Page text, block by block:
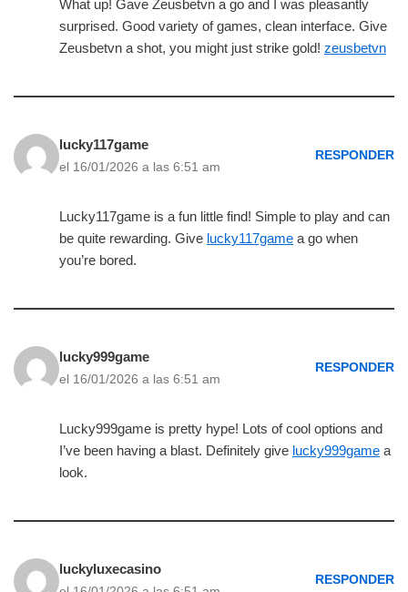
What up! Gave Zeusbetvn a go and I was pleasantly
surprised. Good variety of games, clean interface. Give
Zeusbetvn a shot, you might just strike gold! zeusbetvn
lucky117game
el 16/01/2026 a las 6:51 am
RESPONDER
Lucky117game is a fun little find! Simple to play and can
be quite rewarding. Give lucky117game a go when
you’re bored.
lucky999game
el 16/01/2026 a las 6:51 am
RESPONDER
Lucky999game is pretty hype! Lots of cool options and
I’ve been having a blast. Definitely give lucky999game a
look.
luckyluxecasino
RESPONDER